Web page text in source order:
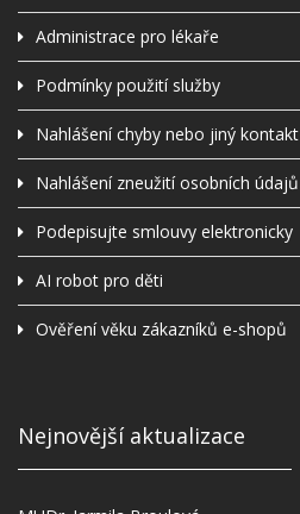
Administrace pro lékaře
Podmínky použití služby
Nahlášení chyby nebo jiný kontakt
Nahlášení zneužití osobních údajů
Podepisujte smlouvy elektronicky
AI robot pro děti
Ověření věku zákazníků e-shopů
Nejnovější aktualizace